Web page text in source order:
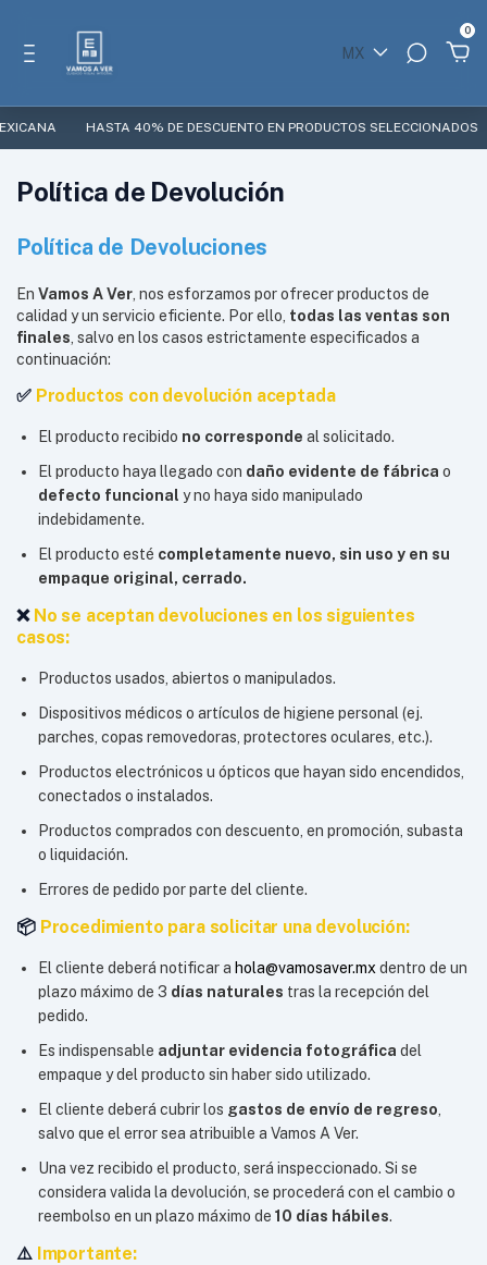
MX
0
HASTA 40% DE DESCUENTO EN PRODUCTOS SELECCIONADOS
Política de Devolución
Política de Devoluciones
En Vamos A Ver , nos esforzamos por ofrecer productos de
calidad y un servicio eficiente. Por ello, todas las ventas son
finales , salvo en los casos estrictamente especificados a
continuación:
✅ Productos con devolución aceptada
El producto recibido no corresponde al solicitado.
El producto haya llegado con daño evidente de fábrica o
defecto funcional y no haya sido manipulado
indebidamente.
El producto esté completamente nuevo, sin uso y en su
empaque original, cerrado.
❌No se aceptan devoluciones en los siguientes
casos:
Productos usados, abiertos o manipulados.
Dispositivos médicos o artículos de higiene personal (ej.
parches, copas removedoras, protectores oculares, etc.).
Productos electrónicos u ópticos que hayan sido encendidos,
conectados o instalados.
Productos comprados con descuento, en promoción, subasta
o liquidación.
Errores de pedido por parte del cliente.
📦Procedimiento para solicitar una devolución:
El cliente deberá notificar a hola@vamosaver.mx dentro de un
plazo máximo de 3 días naturales tras la recepción del
pedido.
Es indispensable adjuntar evidencia fotográfica del
empaque y del producto sin haber sido utilizado.
El cliente deberá cubrir los gastos de envío de regreso
salvo que el error sea atribuible a Vamos A Ver.
Una vez recibido el producto, será inspeccionado. Si se
considera valida la devolución, se procederá con el cambio o
reembolso en un plazo máximo de 10 días hábiles.
⚠️Importante: